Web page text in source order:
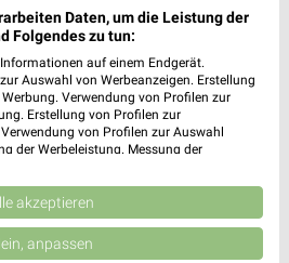
Coburg
- 20:00 Uhr | Geöffnet
Angebote: 1 Prospekt
Lichte Neuhaus
95
Daten, um die Leistung der
Folgendes zu tun:
auf einem Endgerät.
Auswahl von Werbeanzeigen. Erstellung
Verwendung von Profilen zur
Erstellung von Profilen zur
von Profilen zur Auswahl
der Werbeleistung. Messung der
Quellen. Entwicklung und
reduzierter Daten zur Auswahl
Union weitergegeben und in die
akzeptieren
anpassen